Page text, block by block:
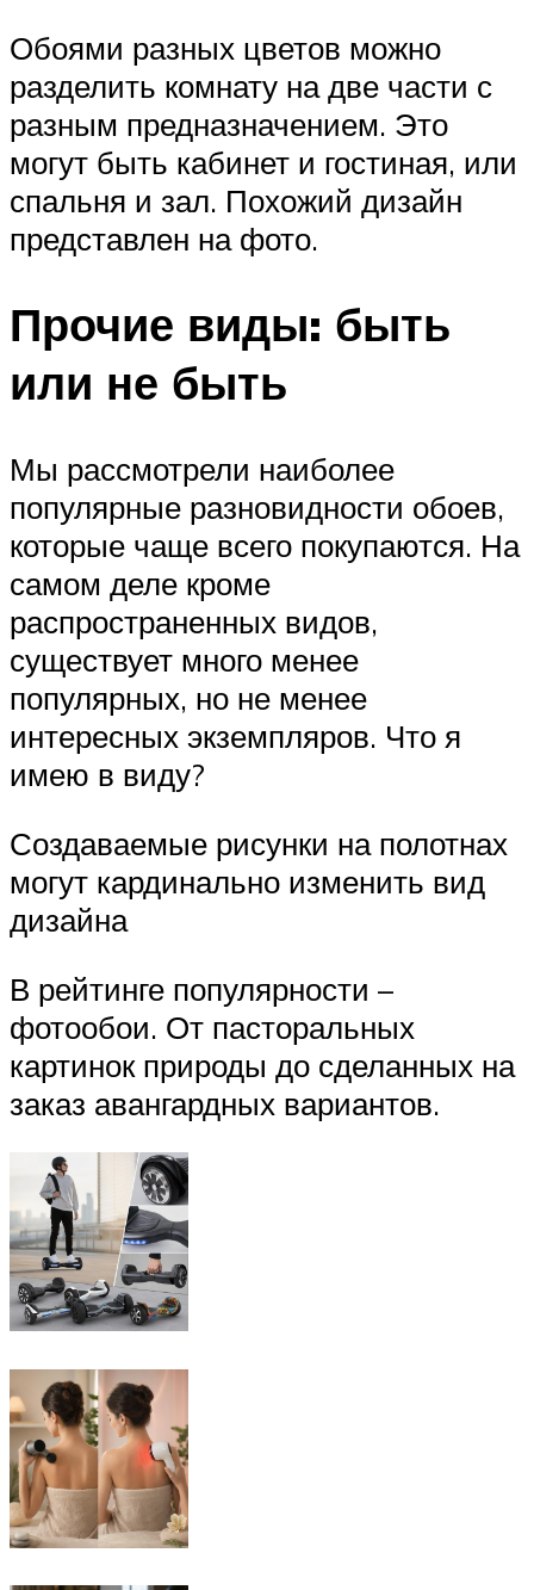
Обоями разных цветов можно
разделить комнату на две части с
разным предназначением. Это
могут быть кабинет и гостиная, или
спальня и зал. Похожий дизайн
представлен на фото.
Прочие виды: быть
или не быть
Мы рассмотрели наиболее
популярные разновидности обоев,
которые чаще всего покупаются. На
самом деле кроме
распространенных видов,
существует много менее
популярных, но не менее
интересных экземпляров. Что я
имею в виду?
Создаваемые рисунки на полотнах
могут кардинально изменить вид
дизайна
В рейтинге популярности –
фотообои. От пасторальных
картинок природы до сделанных на
заказ авангардных вариантов.